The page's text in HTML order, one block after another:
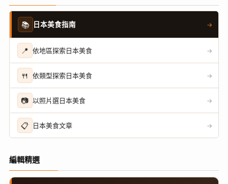
📚 日本美食指南 →
📍 依地區探索日本美食 →
🍴 依類型探索日本美食 →
📷 以照片選日本美食 →
📋 日本美食文章 →
編輯精選